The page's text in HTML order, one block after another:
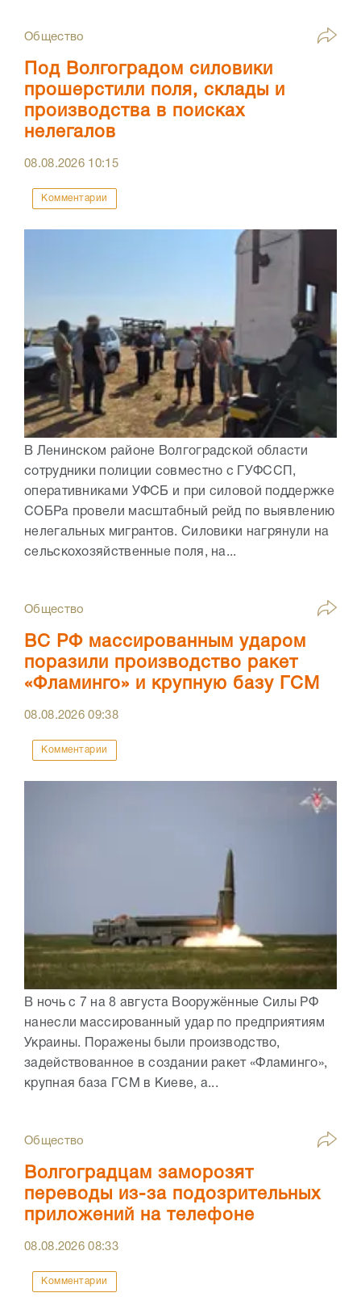
Общество
Под Волгоградом силовики
прошерстили поля, склады и
производства в поисках
нелегалов
08.08.2026 10:15
Комментарии
В Ленинском районе Волгоградской области
сотрудники полиции совместно с ГУФССП,
оперативниками УФСБ и при силовой поддержке
СОБРа провели масштабный рейд по выявлению
нелегальных мигрантов. Силовики нагрянули на
сельскохозяйственные поля, на...
Общество
ВС РФ массированным ударом
поразили производство ракет
«Фламинго» и крупную базу ГСМ
08.08.202609:38
Комментарии
В ночь с 7 на 8 августа Вооружённые Силы РФ
нанесли массированный удар по предприятиям
Украины. Поражены были производство,
задействованное в создании ракет «Фламинго»,
крупная база ГСМ в Киеве, а...
Общество
Волгоградцам заморозят
переводы из-за подозрительных
приложений на телефоне
08.08.202608:33
Комментарии